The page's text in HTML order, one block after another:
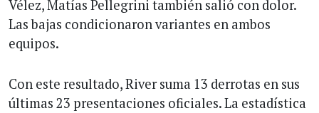
Vélez, Matías Pellegrini también salió con dolor.
Las bajas condicionaron variantes en ambos
equipos.
Con este resultado, River suma 13 derrotas en sus
últimas 23 presentaciones oficiales. La estadística